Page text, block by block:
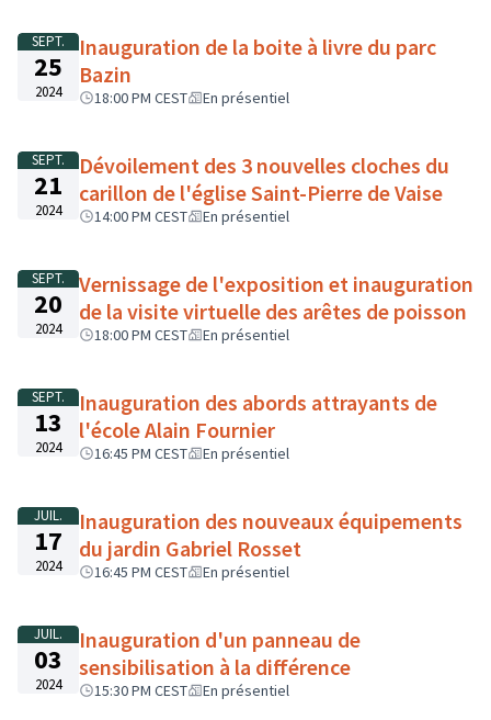
SEPT.
25
2024
Inauguration de la boite à livre du parc
Bazin
18:00 PM CEST En présentiel
SEPT.
21
2024
Dévoilement des 3 nouvelles cloches du
carillon de l'église Saint-Pierre de Vaise
14:00 PM CEST En présentiel
SEPT.
20
2024
Vernissage de l'exposition et inauguration
de la visite virtuelle des arêtes de poisson
18:00 PM CEST En présentiel
SEPT.
13
2024
Inauguration des abords attrayants de
l'école Alain Fournier
16:45 PM CEST En présentiel
JUIL.
17
2024
Inauguration des nouveaux équipements
du jardin Gabriel Rosset
16:45 PM CEST En présentiel
JUIL.
03
2024
Inauguration d'un panneau de
sensibilisation à la différence
15:30 PM CEST En présentiel